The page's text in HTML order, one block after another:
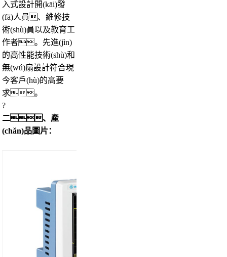
入式設計開(kāi)發
(fā)人員、維修技
術(shù)員以及教育工
作者。先進(jìn)
的高性能技術(shù)和
無(wú)扇設計符合現
今客戶(hù)的高要
求。
?
二、產
(chǎn)品圖片：